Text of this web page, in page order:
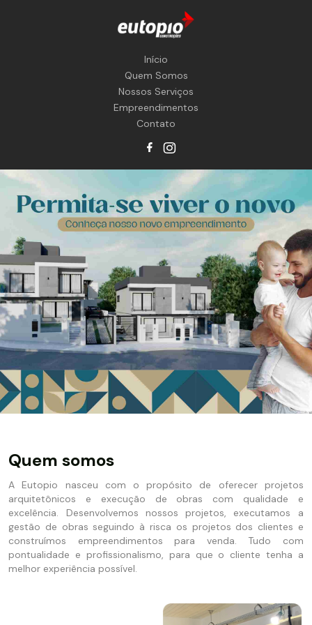
Início
Quem Somos
Nossos Serviços
Empreendimentos
Contato
Quem somos
A Eutopio nasceu com o propósito de oferecer projetos
arquitetônicos e execução de obras com qualidade e
excelência. Desenvolvemos nossos projetos, executamos a
gestão de obras seguindo à risca os projetos dos clientes e
construímos empreendimentos para venda. Tudo com
pontualidade e profissionalismo, para que o cliente tenha a
melhor experiência possível.